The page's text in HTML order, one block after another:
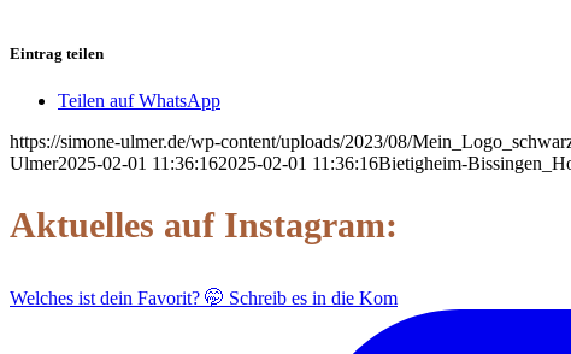
Eintrag teilen
Teilen auf WhatsApp
https://simone-ulmer.de/wp-content/uploads/2023/08/
Ulmer2025-02-01 11:36:162025-02-01 11:36:16Bietigheim-
Aktuelles auf Instagram:
Welches ist dein Favorit? 🤭 Schreib es in die Kom